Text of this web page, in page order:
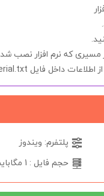
مسیری که نرم افزار نصب
از اطلاعات داخل فایل
پلتفرم: ویندوز
حجم فایل : 1 مگابایت